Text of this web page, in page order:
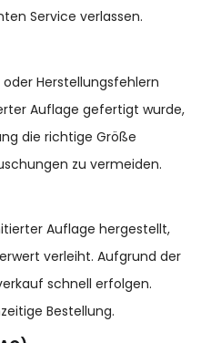
Service verlassen.
Herstellungsfehlern
Auflage gefertigt wurde,
die richtige Größe
zu vermeiden.
Auflage hergestellt,
verleiht. Aufgrund der
schnell erfolgen.
Bestellung.